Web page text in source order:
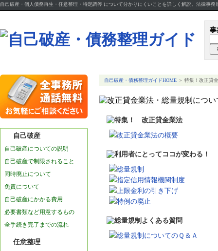
自己破産・個人債務再生・任意整理・特定調停 について分かりにくいことを詳しく解説。法律事務
事
自己破産
自己破産についての説明
自己破産で制限されること
同時廃止について
免責について
自己破産にかかる費用
必要書類など用意するもの
全手続き完了までの流れ
任意整理
自己破産・債務整理ガイドHOME ＞ 特集！改正貸
改正貸金業法の概要
総量規制
指定信用情報機関制度
上限金利の引き下げ
特例の廃止
総量規制についてのＱ＆Ａ